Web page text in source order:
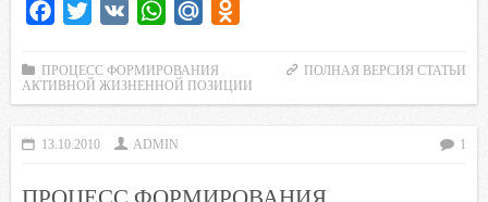
c
e
o
i
t
e
W
a
t
A
i
l
o
ПОЛНАЯ ВЕРСИЯ СТАТЬИ
ПРОЦЕСС ФОРМИРОВАНИЯ
АКТИВНОЙ ЖИЗНЕННОЙ ПОЗИЦИИ
13.10.2010 ADMIN 1